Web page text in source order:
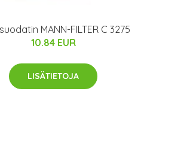
MANN-FILTER C 3275
10.84 EUR
LISÄTIETOJA